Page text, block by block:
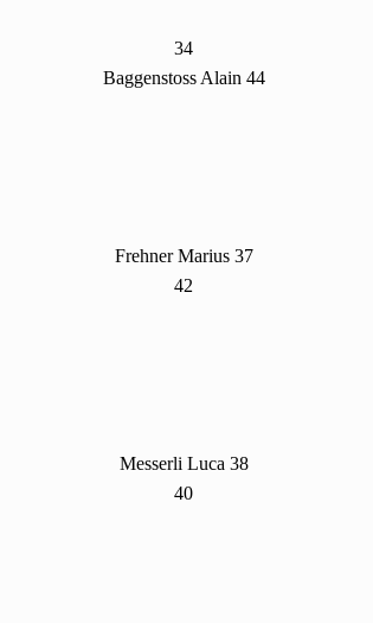
34
Baggenstoss Alain 44
Frehner Marius 37
42
Messerli Luca 38
40